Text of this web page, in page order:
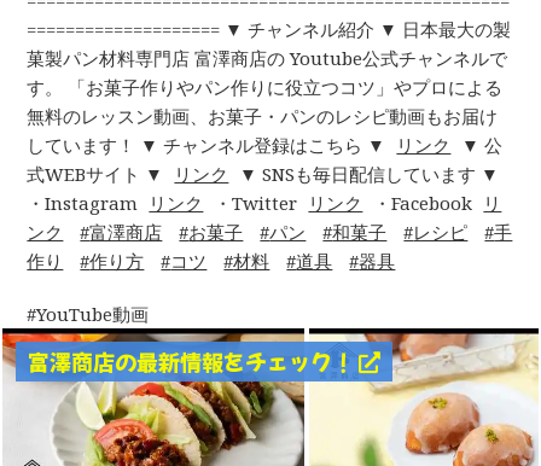
==================== ▼ チャンネル紹介 ▼ 日本最大の製
菓製パン材料専門店 富澤商店の Youtube公式チャンネルで
す。 「お菓子作りやパン作りに役立つコツ」やプロによる
無料のレッスン動画、お菓子・パンのレシピ動画もお届け
しています！ ▼ チャンネル登録はこちら ▼
リンク
▼ 公
式WEBサイト ▼
リンク
▼ SNSも毎日配信しています ▼
・Instagram
リンク ・Twitter リンク ・Facebook リ
ンク
富澤商店 お菓子 パン 和菓子 レシピ
手
作り
作り方 コツ 材料 道具 器具
YouTube動画
富澤商店の最新情報をチェック！